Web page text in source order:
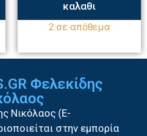
καλαθι
2 σε απόθεμα
Φελεκίδης
Νικόλαος (E-
στην εμπορία